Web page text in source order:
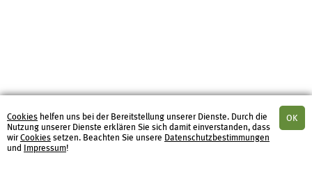
Cookies helfen uns bei der Bereitstellung unserer Dienste. Durch die
Nutzung unserer Dienste erklären Sie sich damit einverstanden, dass
wirCookies setzen. Beachten Sie unsere Datenschutzbestimmungen
und Impressum!